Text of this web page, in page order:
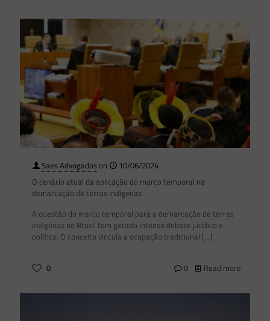
Saes Advogadoson
10/06/2024
O cenário atual da aplicação do marco temporal na
demarcação de terras indígenas
A questão do marco temporal para a demarcação de terras
indígenas no Brasil tem gerado intenso debate jurídico e
político. O conceito vincula a ocupação tradicional […]
0 0 Read more